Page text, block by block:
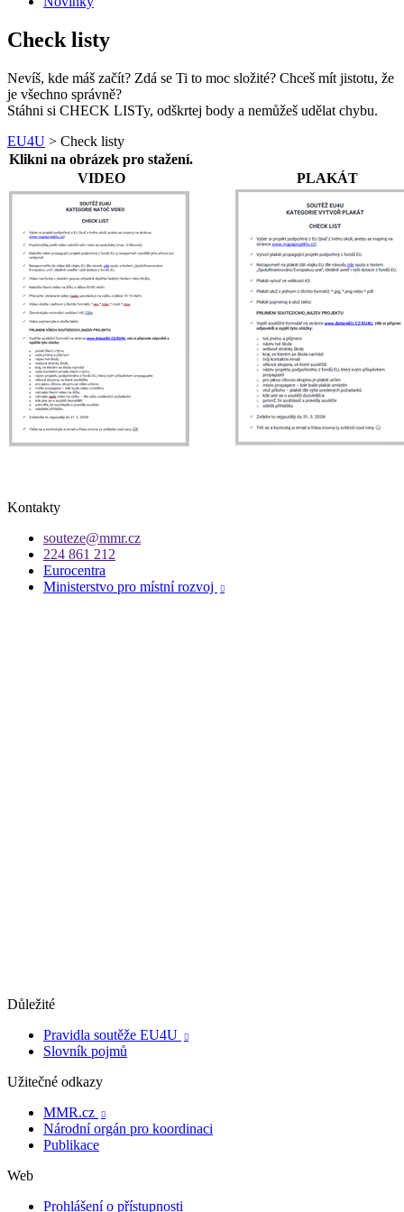
Check listy
Nevíš, kde máš začít? Zdá se Ti to moc složité? Chceš mít jistotu, že
je všechno správně?
Stáhni si CHECK LISTy, odškrtej body a nemůžeš udělat chybu.
EU4U > Check listy
Klikni na obrázek pro stažení.
VIDEO
PLAKÁT
Kontakty
souteze@mmr.cz
224 861 212
Eurocentra
Ministerstvo pro místní rozvoj

Důležité
Pravidla soutěže EU4U

Slovník pojmů
Užitečné odkazy
MMR.cz

Národní orgán pro koordinaci
Publikace
Web
Prohlášení o přístupnosti